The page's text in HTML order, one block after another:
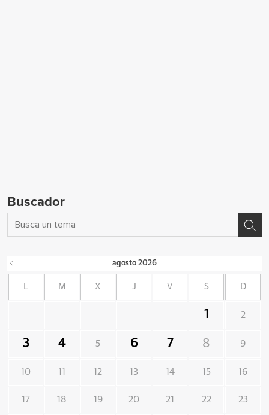
Buscador
agosto 2026
L M X J V S D
1 2
3 4 5 6 7 8 9
10 11 12 13 14 15 16
17 18 19 20 21 22 23